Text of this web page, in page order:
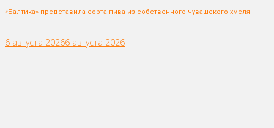
«Балтика» представила сорта пива из собственного чувашского хмеля
6 августа 20266 августа 2026